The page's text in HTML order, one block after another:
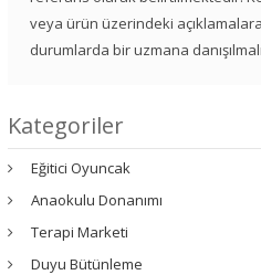
veya ürün üzerindeki açıklamalara
durumlarda bir uzmana
Kategoriler
Eğitici Oyuncak
Anaokulu Donanımı
Terapi Marketi
Duyu Bütünleme